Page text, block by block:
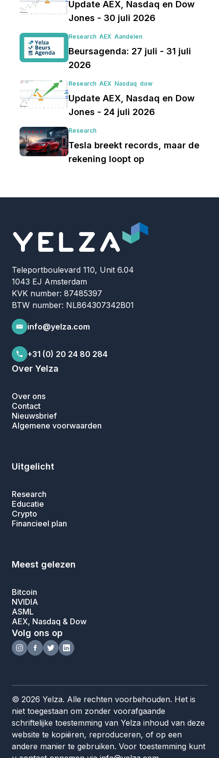
Update AEX, Nasdaq en Dow
Jones - 30 juli 2026
Research AEX Aandelen
Beursagenda: 27 juli - 31 juli
2026
Research AEX Nasdaq dow
Update AEX, Nasdaq en Dow
Jones - 24 juli 2026
Research
Tesla breekt records, maar de
rekening loopt op
Teleportboulevard 110, Unit 6.04
1043 EJ Amsterdam
KVK number: 87485397
BTW number: NL864307342B01
info@yelza.com
+31 (0) 20 24 80 284
Over Yelza
Over ons
Contact
Nieuwsbrief
Algemene voorwaarden
Uitgelicht
Research
Educatie
Crypto
Financieel plan
Meest gelezen
Bitcoin
NVIDIA
ASML
AEX, Nasdaq & Dow
Volg ons op
© 2026 Yelza. Alle rechten voorbehouden. Het is
niet toegestaan om zonder voorafgaande
schriftelijke toestemming van Yelza inhoud van deze
website te kopiëren, reproduceren, of op een
andere manier te gebruiken. Voor toestemming kunt